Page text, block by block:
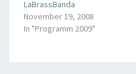
LaBrassBanda
November 19, 2008
In "Programm 2009"